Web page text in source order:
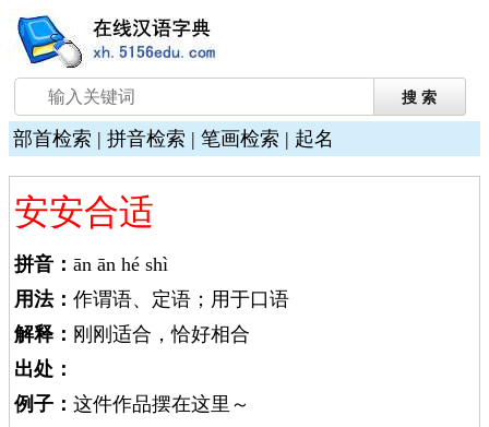
部首检索 | 拼音检索 | 笔画检索 | 起名
安安合适
拼音： ān ān hé shì
用法： 作谓语、定语；用于口语
解释： 刚刚适合，恰好相合
出处：
例子： 这件作品摆在这里～